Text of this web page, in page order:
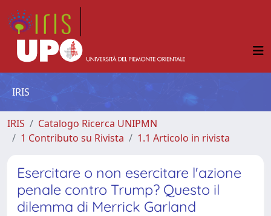
IRIS
IRIS
Catalogo Ricerca UNIPMN
1 Contributo su Rivista
1.1 Articolo in rivista
Esercitare o non esercitare l'azione
penale contro Trump? Questo il
dilemma di Merrick Garland